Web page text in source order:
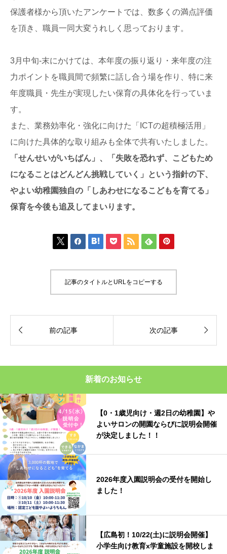
保護者様から頂いたアンケートでは、数多くの満点評価
を頂き、職員一同大変うれしく思っております。
3月中旬-末にかけては、本年度の振り返り・来年度の注
力ポイントを職員間で頻繁に話し合う場を作り、特に来
年度職員・先生が実現したい保育の具体化を行っていま
す。
また、業務効率化・強化に向けた「ICTの超積極活用」
に向けた具体的な取り組みも全体で共有いたしました。
「せんせいがいちばん」、「失敗を恐れず、こどもため
になることはどんどん挑戦していく」という指針の下、
やよい幼稚園独自の「しあわせになるこどもを育てる」
保育を今後も追及してまいります。
      
記事のタイトルとURLをコピーする
 前の記事 次の記事 
新着のお知らせ
【0・1歳児向け・週2日の幼稚園】や
よいサロンの開園ならびに説明会開催
が決定しました！！
2026年度入園説明会の受付を開始し
ました！
【広島初！10/22(土)に説明会開催】
小学生向け教育x学童施設を開校しま